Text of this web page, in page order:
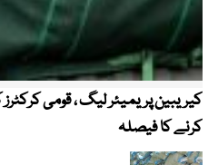
کرنے کا فیصلہ